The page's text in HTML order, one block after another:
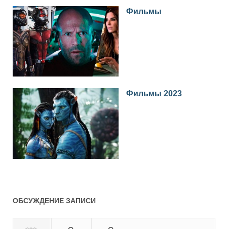
Фильмы
Фильмы 2023
ОБСУЖДЕНИЕ ЗАПИСИ